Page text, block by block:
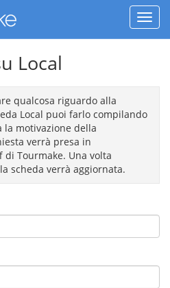
Local
qualcosa riguardo alla
Local puoi farlo compilando
motivazione della
verrà presa in
Tourmake. Una volta
scheda verrà aggiornata.